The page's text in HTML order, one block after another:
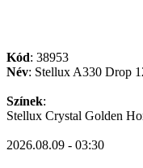
Kód: 38953
Név: Stellux A330 Drop
Színek:
Stellux Crystal Golden
2026.08.09 - 03:30